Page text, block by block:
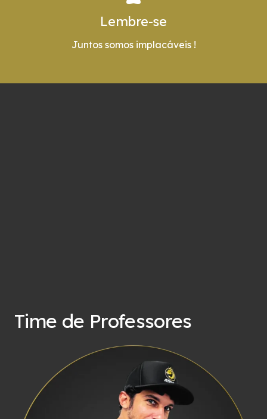
Lembre-se
Juntos somos implacáveis !
Time de Professores